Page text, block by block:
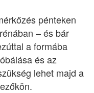
pénteken
– és bár
a formába
és az
lehet majd a